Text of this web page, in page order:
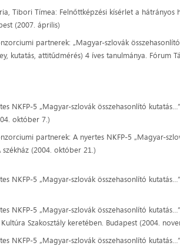
Tibori Tímea: Felnőttképzési kísérlet a
(2007. április)
partnerek: „Magyar-szlovák
kutatás, attitűdmérés) 4 íves tanulmánya. Fórum
NKFP-5 „Magyar-szlovák összehasonlító
október 7.)
partnerek: A nyertes NKFP-5 „Magyar-
székház (2004. október 21.)
NKFP-5 „Magyar-szlovák összehasonlító
NKFP-5 „Magyar-szlovák összehasonlító
Szakosztály keretében. Budapest (2004.
NKFP-5 „Magyar-szlovák összehasonlító